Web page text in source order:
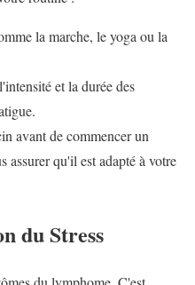
la marche, le yoga ou la
et la durée des
avant de commencer un
assurer qu'il est adapté à votre
du Stress